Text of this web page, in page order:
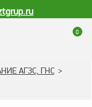
0
АГЗС, ГНС >